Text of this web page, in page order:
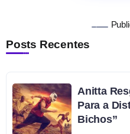
Posts Recentes
Anitta
Para a
Bichos”